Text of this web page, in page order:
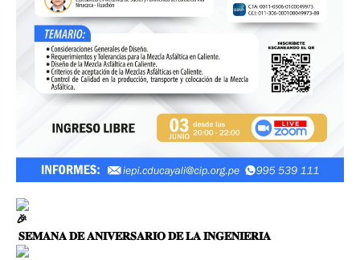
𝐒𝐄𝐌𝐀𝐍𝐀 𝐃𝐄 𝐀𝐍𝐈𝐕𝐄𝐑𝐒𝐀𝐑𝐈𝐎 𝐃𝐄 𝐋𝐀 𝐈𝐍𝐆𝐄𝐍𝐈𝐄𝐑𝐈́𝐀